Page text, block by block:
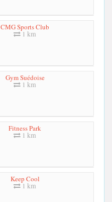
CMG Sports Club
1 km
Gym Suédoise
1 km
Fitness Park
1 km
Keep Cool
1 km